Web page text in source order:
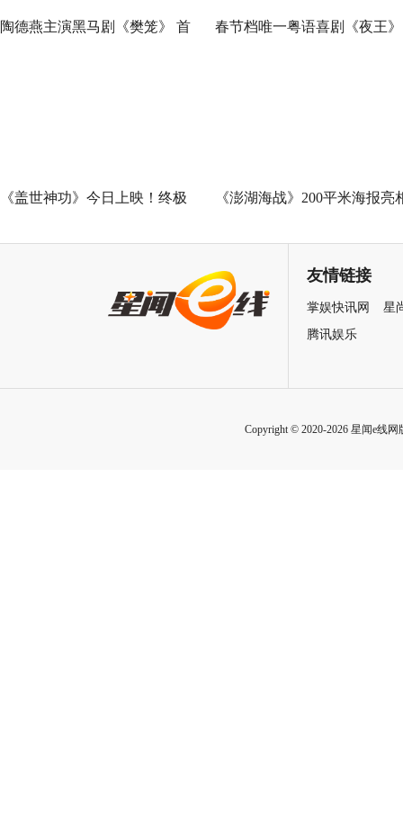
陶德燕主演黑马剧《樊笼》 首 春节档唯一粤语喜剧《夜王》
《盖世神功》今日上映！终极 《澎湖海战》200平米海报亮
友情链接
掌娱快讯网
星
腾讯娱乐
Copyright © 2020-2026 星闻e线